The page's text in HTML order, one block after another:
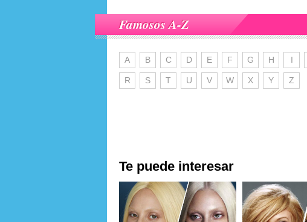
Famosos A-Z
A B C D E F G H I
R S T U V W X Y Z
Te puede interesar